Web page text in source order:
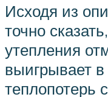
Исходя из
точно
утепления
выигрывает
теплопотерь